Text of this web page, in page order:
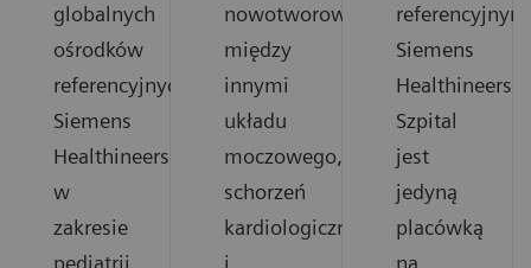
globalnych
ośrodków
referencyjnych
Siemens
Healthineers
w
zakresie
nowotworowych
między
innymi
układu
moczowego,
schorzeń
kardiologicznych
referencyjnym
Siemens
Healthineers.
Szpital
jest
jedyną
placówką